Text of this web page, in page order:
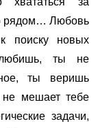
рядом… Любовь
поиску новых
ты не
ты веришь
мешает тебе
задачи,